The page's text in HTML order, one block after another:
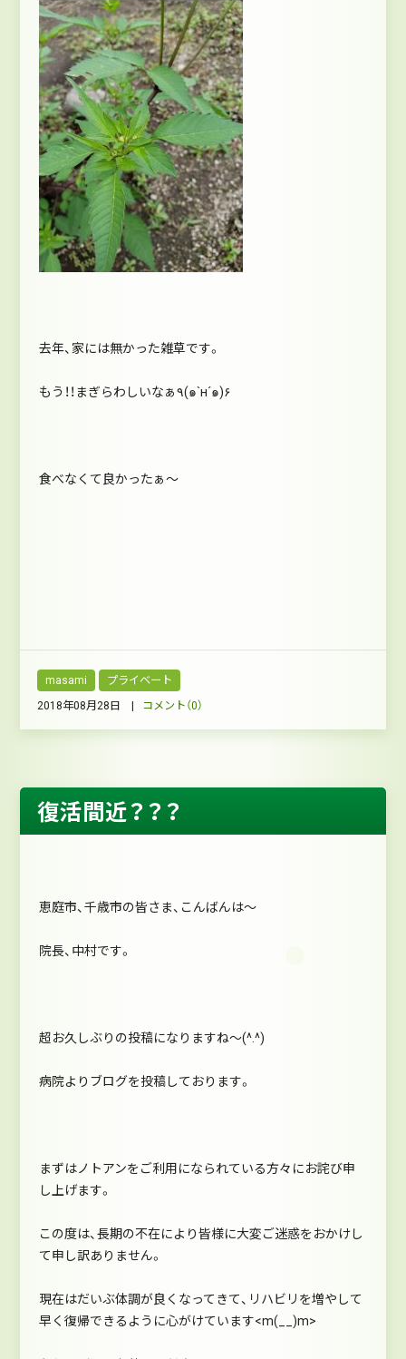
去年、家には無かった雑草です。
もう！！まぎらわしいなぁ٩(๑`н´๑)۶
食べなくて良かったぁ～
masami プライベート
2018年08月28日 | コメント（0）
復活間近？？？
恵庭市、千歳市の皆さま、こんばんは～
院長、中村です。
超お久しぶりの投稿になりますね～(^.^)
病院よりブログを投稿しております。
まずはノトアンをご利用になられている方々にお詫び申
し上げます。
この度は、長期の不在により皆様に大変ご迷惑をおかけし
て申し訳ありません。
現在はだいぶ体調が良くなってきて、リハビリを増やして
早く復帰できるように心がけています<m(__)m>